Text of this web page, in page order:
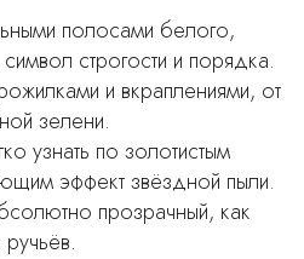
полосами белого,
строгости и порядка.
и вкраплениями, от
зелени.
узнать по золотистым
эффект звёздной пыли.
прозрачный, как